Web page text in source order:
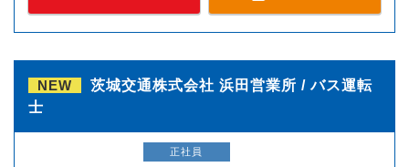
NEW
茨城交通株式会社 浜田営業所 / バス運転
士
正社員